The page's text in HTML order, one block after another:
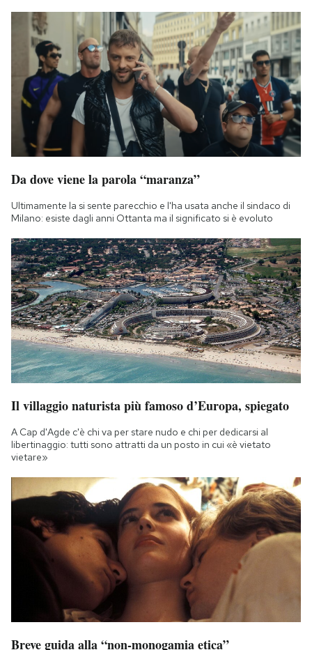
Da dove viene la parola “maranza”
Ultimamente la si sente parecchio e l'ha usata anche il sindaco di
Milano: esiste dagli anni Ottanta ma il significato si è evoluto
Il villaggio naturista più famoso d’Europa, spiegato
A Cap d'Agde c'è chi va per stare nudo e chi per dedicarsi al
libertinaggio: tutti sono attratti da un posto in cui «è vietato
vietare»
Breve guida alla “non-monogamia etica”